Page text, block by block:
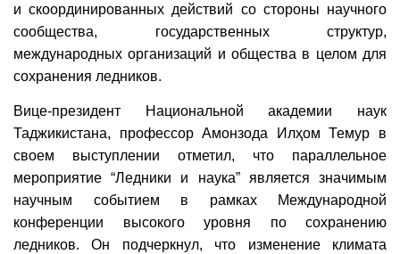
и скоординированных действий со стороны научного
сообщества, государственных структур,
международных организаций и общества в целом для
сохранения ледников.
Вице-президент Национальной академии наук
Таджикистана, профессор Амонзода Илҳом Темур в
своем выступлении отметил, что параллельное
мероприятие “Ледники и наука” является значимым
научным событием в рамках Международной
конференции высокого уровня по сохранению
ледников. Он подчеркнул, что изменение климата